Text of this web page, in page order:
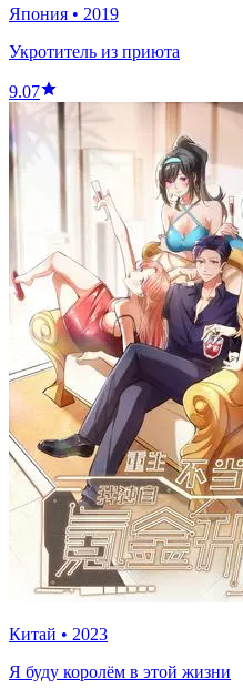
Япония • 2019
Укротитель из приюта
9.07
Китай • 2023
Я буду королём в этой жизни